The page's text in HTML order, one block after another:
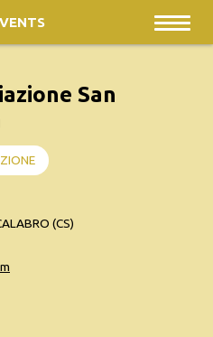
San
(CS)